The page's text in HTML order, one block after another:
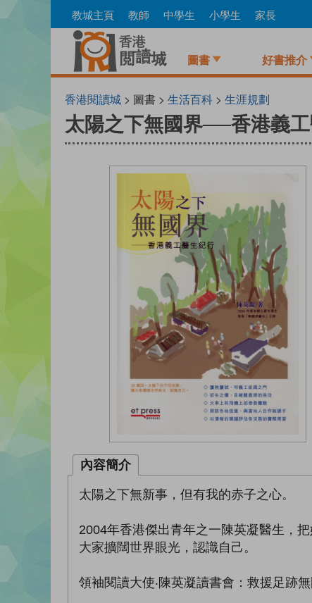
to
教城主頁 教師 中學生 小學生 家長
圖書 好書推介
香港閱讀城 > 圖書 > 生活百科 > 生涯規劃
太陽之下無國界──香港義
內容簡介
太陽之下無新事，但有我的赤子之心。
2004年香港傑出青年之一陳英凝醫生，
大家擴闊世界眼光，認識自己。
領袖閱讀大使‧陳英凝讀書會：救援足跡